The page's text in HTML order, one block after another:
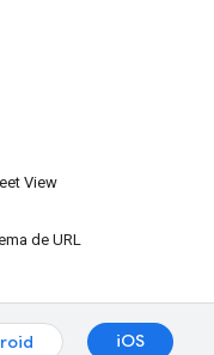
View
de URL
iOS